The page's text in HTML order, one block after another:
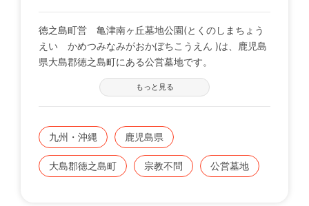
徳之島町営 亀津南ヶ丘墓地公園(とくのしまちょう
えい かめつみなみがおかぼちこうえん )は、鹿児島
県大島郡徳之島町にある公営墓地です。
もっと見る
九州・沖縄 鹿児島県
大島郡徳之島町 宗教不問 公営墓地